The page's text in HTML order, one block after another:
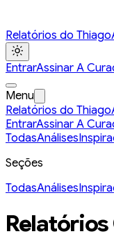
Relatórios do Thiago
EntrarAssinar A
Menu
Relatórios do Thiago
EntrarAssinar A
TodasAnálises
Seções
TodasAnálises